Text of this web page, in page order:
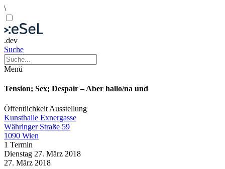
\
.dev
Suche
Menü
Tension; Sex; Despair – Aber hallo/na und
Öffentlichkeit Ausstellung
Kunsthalle Exnergasse
Währinger Straße 59
1090 Wien
1 Termin
Dienstag 27. März 2018
27. März 2018